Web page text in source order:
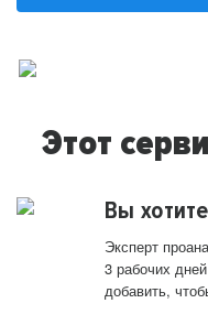
Этот
Вы
Эксперт
3 рабочих
добавить,